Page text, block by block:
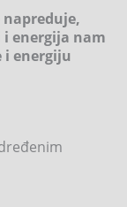
energija nam
i energiju